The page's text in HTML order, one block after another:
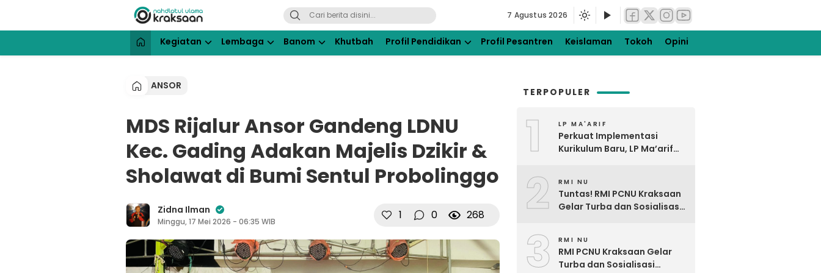
konten
NU Kraksaan
Website Resmi Pengurus Cabang Nahdlatul Ulama Kraksaan
7 Agustus 2026
Kegiatan Lembaga Banom Khutbah Profil Pendidikan Profil Pesantren Keislaman Tokoh Opini
ANSOR
MDS Rijalur Ansor Gandeng LDNU
Kec. Gading Adakan Majelis Dzikir &
Sholawat di Bumi Sentul Probolinggo
Zidna Ilman
Minggu, 17 Mei 2026 - 06:35 WIB 1 0 268
TERPOPULER
1 LP MA'ARIF
Perkuat Implementasi
Kurikulum Baru, LP Ma’arif
2 RMI NU
Tuntas! RMI PCNU Kraksaan
Gelar Turba dan Sosialisasi
3 RMI NU
RMI PCNU Kraksaan Gelar
Turba dan Sosialisasi